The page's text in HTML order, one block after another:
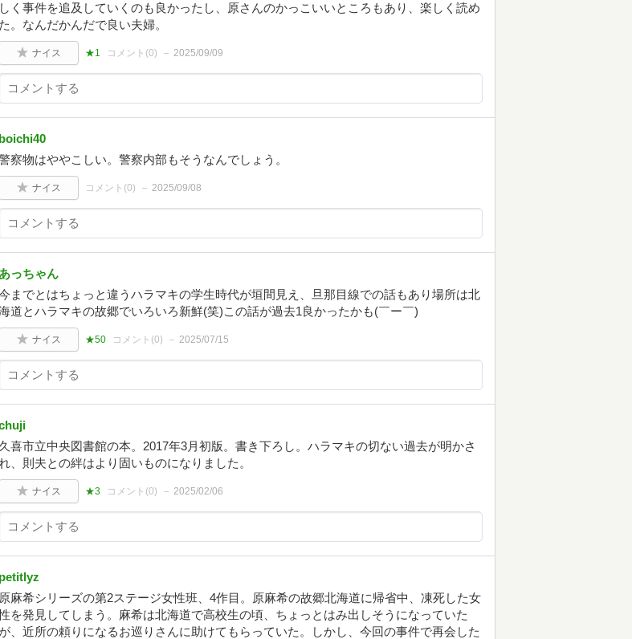
しく事件を追及していくのも良かったし、原さんのかっこいいところもあり、楽しく読め
た。なんだかんだで良い夫婦。
ナイス ★1 コメント(0) 2025/09/09
boichi40
察物はややこしい。警察内部もそうなんでしょう。
ナイス コメント(0) 2025/09/08
あっちゃん
までとはちょっと違うハラマキの学生時代が垣間見え、旦那目線での話もあり場所は北
道とハラマキの故郷でいろいろ新鮮(笑)この話が過去1良かったかも(￣ー￣)
ナイス ★50 コメント(0) 2025/07/15
久喜市立中央図書館の本。2017年3月初版。書き下ろし。ハラマキの切ない過去が明かさ
れ、則夫との絆はより固いものになりました。
ナイス ★3 コメント(0) 2025/02/06
petitlyz
原麻希シリーズの第2ステージ女性班、4作目。原麻希の故郷北海道に帰省中、凍死した女
を発見してしまう。麻希は北海道で高校生の頃、ちょっとはみ出しそうになっていた
が、近所の頼りになるお巡りさんに助けてもらっていた。しかし、今回の事件で再会した